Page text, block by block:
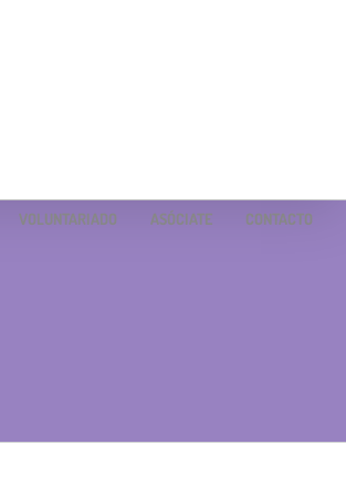
VOLUNTARIADO ASÓCIATE CONTACTO